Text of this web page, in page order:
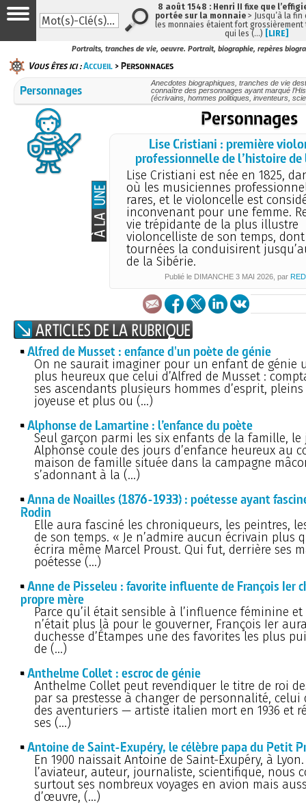
Portraits, tranches de vie, oeuvre. Portrait, biographie, repères
Vous êtes ici :Accueil > Personnages
Personnages
Anecdotes biographiques, tranches de vie
connaître des personnages ayant marqué
(écrivains, hommes politiques, inventeurs,
Personnages
Lise Cristiani : première
professionnelle de l’histoire
Lise Cristiani est née en 1825,
où les musiciennes
rares, et le violoncelle est
inconvenant pour une femme.
vie trépidante de la plus illustre
violoncelliste de son temps,
tournées la conduisirent
de la Sibérie.
Publié le DIMANCHE 3 MAI 2026, par
Alfred de Musset : enfance d'un poète de génie
On ne saurait imaginer pour un enfant de génie
plus heureux que celui d’Alfred de Musset :
ses ascendants plusieurs hommes d’esprit, pleins
joyeuse et plus ou (…)
Alphonse de Lamartine : l’enfance du poète
Seul garçon parmi les six enfants de la famille, le
Alphonse coule des jours d’enfance heureux au
maison de famille située dans la campagne
s’adonnant à la (…)
Anna de Noailles (1876-1933) : poétesse ayant
Rodin
Elle aura fasciné les chroniqueurs, les peintres,
de son temps. « Je n’admire aucun écrivain plus
écrira même Marcel Proust. Qui fut, derrière ses
poétesse (…)
Anne de Pisseleu : favorite influente de François Ier
propre mère
Parce qu’il était sensible à l’influence féminine
n’était plus là pour le gouverner, François Ier
duchesse d’Étampes une des favorites les plus
de (…)
Anthelme Collet : escroc de génie
Anthelme Collet peut revendiquer le titre de roi
par sa prestesse à changer de personnalité, celui
des aventuriers — artiste italien mort en 1936 et
ses (…)
Antoine de Saint-Exupéry, le célèbre papa du Petit
En 1900 naissait Antoine de Saint-Exupéry, à
l’aviateur, auteur, journaliste, scientifique, nous
surtout ses nombreux voyages en avion mais
d’œuvre, (…)
8 août 1548 : Henri II fixe que
portée sur la monnaie> Jusqu’à la fin
les monnaies étaient fort grossièrement
qui les (…) [LIRE]